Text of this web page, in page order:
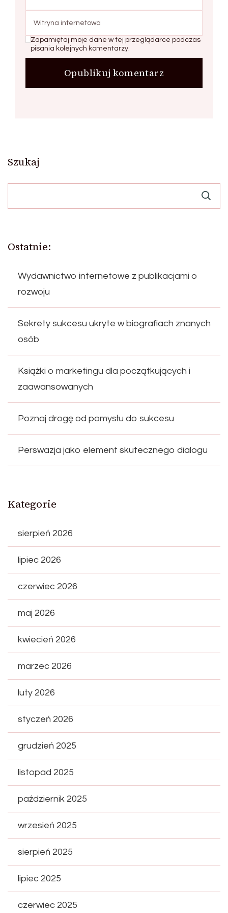
Zapamiętaj moje dane w tej przeglądarce podczas
pisania kolejnych komentarzy.
Szukaj
Ostatnie:
Wydawnictwo internetowe z publikacjami o
rozwoju
Sekrety sukcesu ukryte w biografiach znanych
osób
Książki o marketingu dla początkujących i
zaawansowanych
Poznaj drogę od pomysłu do sukcesu
Perswazja jako element skutecznego dialogu
Kategorie
sierpień 2026
lipiec 2026
czerwiec 2026
maj 2026
kwiecień 2026
marzec 2026
luty 2026
styczeń 2026
grudzień 2025
listopad 2025
październik 2025
wrzesień 2025
sierpień 2025
lipiec 2025
czerwiec 2025